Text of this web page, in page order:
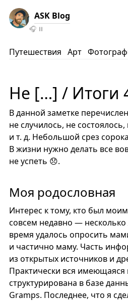
ASK Blog
🎧 ⏸️
Путешествия Арт
Не […] / Итоги
В данной заметке
не случилось, не
и т. д. Небольшой срез
В жизни нужно делать все
не успеть 😞.
Моя родословная
Интерес к тому, кто был
совсем недавно — несколько
время удалось опросить
и частично маму. Часть
из открытых источников и
Практически вся
структурирована в базе
Gramps. Последнее, что я